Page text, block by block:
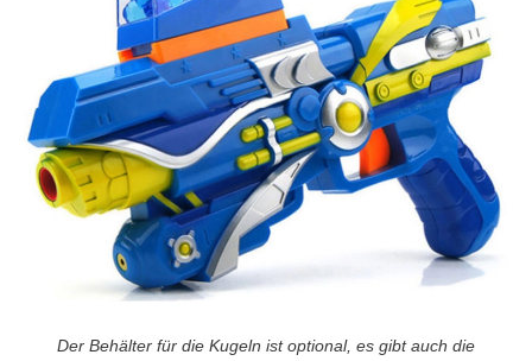
Der Behälter für die Kugeln ist optional, es gibt auch die